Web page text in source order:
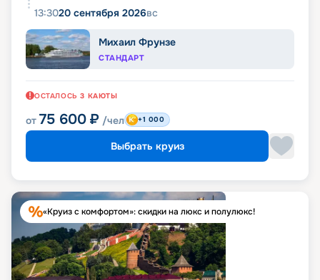
13:3020 сентября 2026вс
Михаил Фрунзе
СТАНДАРТ
ОСТАЛОСЬ 3 КАЮТЫ
от 75 600 ₽ /чел +1 000
Выбрать круиз
«Круиз с комфортом»: скидки на люкс и полулюкс!